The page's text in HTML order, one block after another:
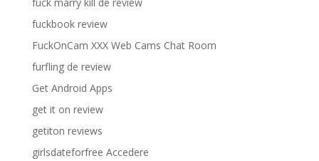
fuckbook review
FuckOnCam XXX Web Cams Chat Room
furfling de review
Get Android Apps
get it on review
getiton reviews
girlsdateforfree Accedere